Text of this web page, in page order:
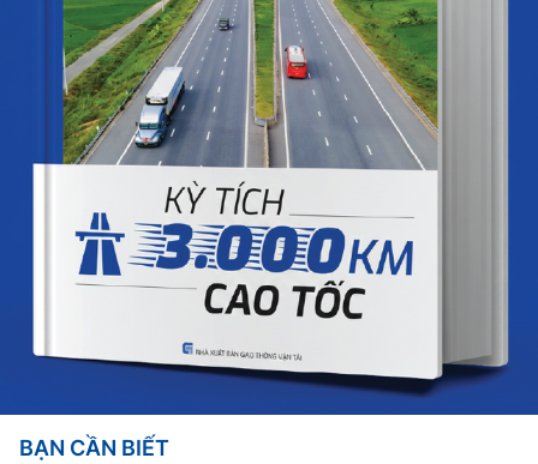
BẠN CẦN BIẾT